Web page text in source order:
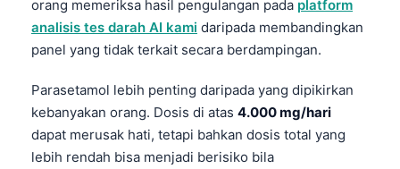
orang memeriksa hasil pengulangan pada platform
analisis tes darah AI kami daripada membandingkan
panel yang tidak terkait secara berdampingan.
Parasetamol lebih penting daripada yang dipikirkan
kebanyakan orang. Dosis di atas 4.000 mg/hari
dapat merusak hati, tetapi bahkan dosis total yang
lebih rendah bisa menjadi berisiko bila